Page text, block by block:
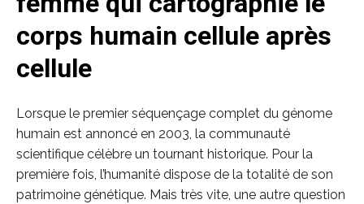
corps humain cellule après
cellule
Lorsque le premier séquençage complet du génome
humain est annoncé en 2003, la communauté
scientifique célèbre un tournant historique. Pour la
première fois, l’humanité dispose de la totalité de son
patrimoine génétique. Mais très vite, une autre question